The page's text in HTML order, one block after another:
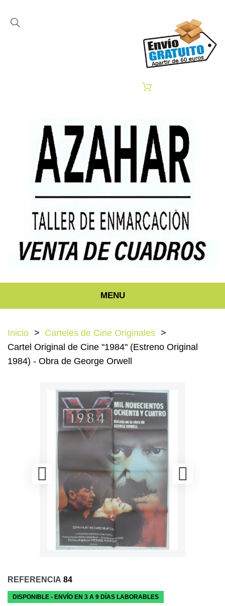
MENU
Inicio
Carteles de Cine Originales
Cartel Original de Cine "1984" (Estreno Original
1984) - Obra de George Orwell
REFERENCIA 84
DISPONIBLE - ENVÍO EN 3 A 9 DÍAS LABORABLES